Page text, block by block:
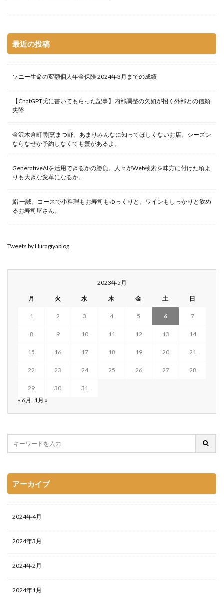
最近の投稿
ソニー生命の変額個人年金保険 2024年3月までの成績
【ChatGPT氏に書いてもらった記事】内部調整の欠如が招く外部との信頼
失墜
金沢木倉町 割烹まつ野。あまりみんなに知ってほしくないお店。シーズン
ならなぜか予約しなくても蟹があるよ。
GenerativeAIを活用できるかの勝負。人々がWeb検索を味方に付けた頃よ
りも大きな変革になるか。
鮨 一誠。コースで小料理もお寿司もゆっくりと。ワインもしっかりと飲め
るお寿司屋さん。
Tweets by Hiiragiyablog
2023年5月
月 火 水 木 金 土 日
1 2 3 4 5 6 7
8 9 10 11 12 13 14
15 16 17 18 19 20 21
22 23 24 25 26 27 28
29 30
31
« 6月 1月 »
アーカイブ
2024年4月
2024年3月
2024年2月
2024年1月